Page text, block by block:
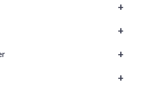
+
+
+
+